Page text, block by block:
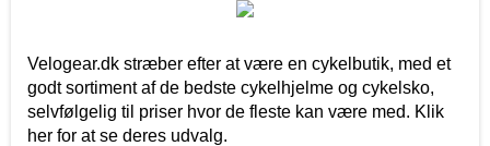
Velogear.dk stræber efter at være en cykelbutik, med et
godt sortiment af de bedste cykelhjelme og cykelsko,
selvfølgelig til priser hvor de fleste kan være med. Klik
her for at se deres udvalg.